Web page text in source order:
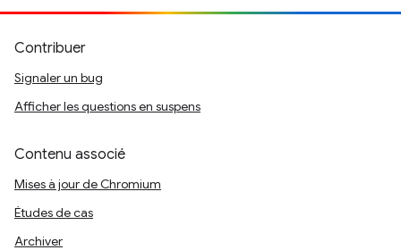
Contribuer
Signaler un bug
Afficher les questions en suspens
Contenu associé
Mises à jour de Chromium
Études de cas
Archiver